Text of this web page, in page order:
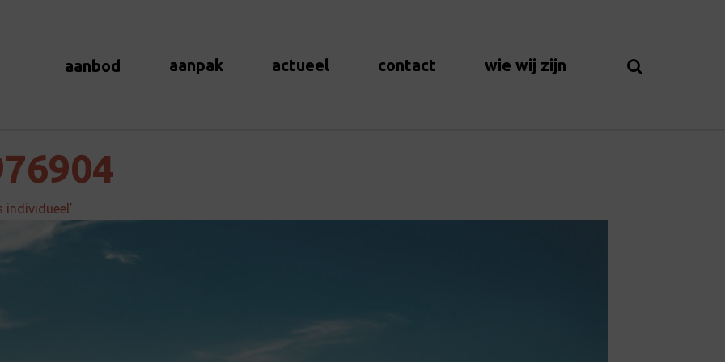
aanbod aanpak actueel contact wie wij zijn
individueel’